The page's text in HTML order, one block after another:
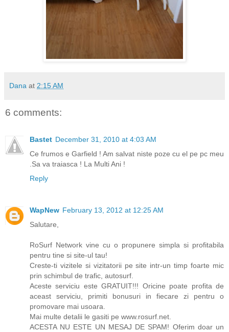
Dana at 2:15 AM
6 comments:
Bastet December 31, 2010 at 4:03 AM
Ce frumos e Garfield ! Am salvat niste poze cu el pe pc meu
.Sa va traiasca ! La Multi Ani !
Reply
WapNew February 13, 2012 at 12:25 AM
Salutare,
RoSurf Network vine cu o propunere simpla si profitabila
pentru tine si site-ul tau!
Creste-ti vizitele si vizitatorii pe site intr-un timp foarte mic
prin schimbul de trafic, autosurf.
Aceste serviciu este GRATUIT!!! Oricine poate profita de
aceast serviciu, primiti bonusuri in fiecare zi pentru o
promovare mai usoara.
Mai multe detalii le gasiti pe www.rosurf.net.
ACESTA NU ESTE UN MESAJ DE SPAM! Oferim doar un